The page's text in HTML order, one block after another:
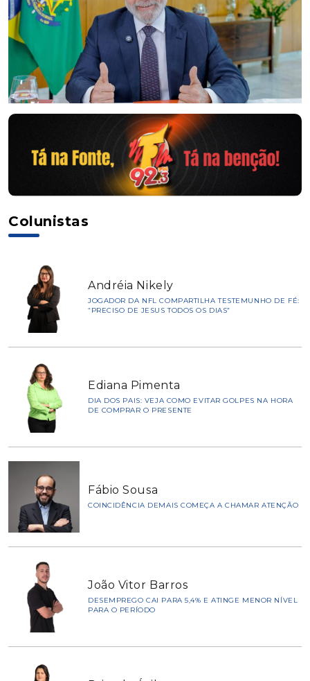
Colunistas
Andréia Nikely
JOGADOR DA NFL COMPARTILHA TESTEMUNHO DE FÉ:
“PRECISO DE JESUS TODOS OS DIAS”
Ediana Pimenta
DIA DOS PAIS: VEJA COMO EVITAR GOLPES NA HORA
DE COMPRAR O PRESENTE
Fábio Sousa
COINCIDÊNCIA DEMAIS COMEÇA A CHAMAR ATENÇÃO
João Vitor Barros
DESEMPREGO CAI PARA 5,4% E ATINGE MENOR NÍVEL
PARA O PERÍODO